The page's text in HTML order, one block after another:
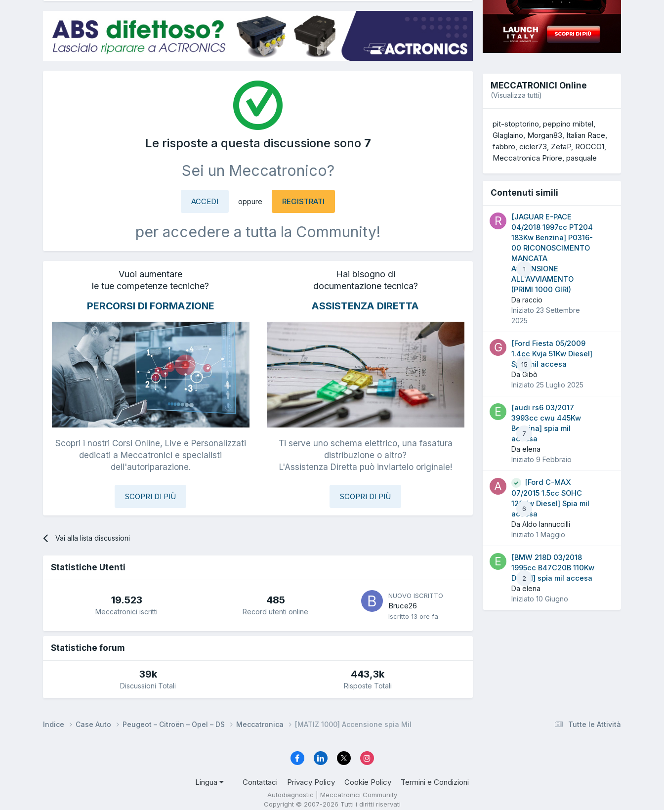
Le risposte a questa discussione sono 7
Sei un Meccatronico?
ACCEDI oppure REGISTRATI
per accedere a tutta la Community!
Vuoi aumentare
le tue competenze tecniche?
PERCORSI DI FORMAZIONE
Scopri i nostri Corsi Online, Live e Personalizzati
dedicati a Meccatronici e specialisti
dell'autoriparazione.
SCOPRI DI PIÙ
Hai bisogno di
documentazione tecnica?
ASSISTENZA DIRETTA
Ti serve uno schema elettrico, una fasatura
distribuzione o altro?
L'Assistenza Diretta può inviartelo originale!
SCOPRI DI PIÙ
Vai alla lista discussioni
Statistiche Utenti
19.523
Meccatronici iscritti
485
Record utenti online
NUOVO ISCRITTO
Bruce26
Iscritto 13 ore fa
Statistiche forum
39k
Discussioni Totali
443,3k
Risposte Totali
MECCATRONICI Online
(Visualizza tutti)
pit-stoptorino peppino mibtel
Glaglaino Morgan83 Italian Race
fabbro cicler73 ZetaP ROCCO1
Meccatronica Priore pasquale
Contenuti simili
1
[JAGUAR E-PACE
04/2018 1997cc PT204
183Kw Benzina] P0316-
00 RICONOSCIMENTO
MANCATA
ACCENSIONE
ALL'AVVIAMENTO
(PRIMI 1000 GIRI)
Da raccio
Iniziato 23 Settembre
2025
15
[Ford Fiesta 05/2009
1.4cc Kvja 51Kw Diesel]
Spia mil accesa
Da Gibò
Iniziato 25 Luglio 2025
7
[audi rs6 03/2017
3993cc cwu 445Kw
Benzina] spia mil
accesa
Da elena
Iniziato 9 Febbraio
6
[Ford C-MAX
07/2015 1.5cc SOHC
120Kw Diesel] Spia mil
accesa
Da Aldo Iannuccilli
Iniziato 1 Maggio
2
[BMW 218D 03/2018
1995cc B47C20B 110Kw
Diesel] spia mil accesa
Da elena
Iniziato 10 Giugno
Tutte le Attività
Indice Case Auto Peugeot – Citroën – Opel – DS Meccatronica [MATIZ 1000] Accensione spia Mil
Lingua Contattaci Privacy Policy Cookie Policy Termini e Condizioni
Autodiagnostic | Meccatronici Community
Copyright © 2007-2026 Tutti i diritti riservati